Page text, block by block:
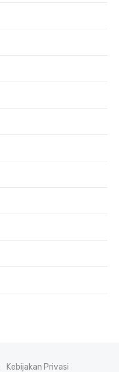
Kebijakan Privasi